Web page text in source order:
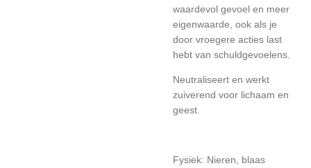
waardevol gevoel en meer
eigenwaarde, ook als je
door vroegere acties last
hebt van schuldgevoelens.
Neutraliseert en werkt
zuiverend voor lichaam en
geest.
Fysiek: Nieren, blaas